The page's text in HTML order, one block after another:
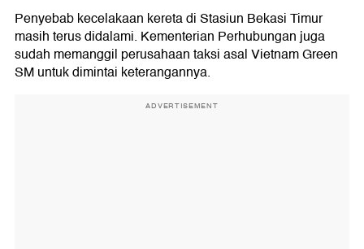
Penyebab kecelakaan kereta di Stasiun Bekasi Timur
masih terus didalami. Kementerian Perhubungan juga
sudah memanggil perusahaan taksi asal Vietnam Green
SM untuk dimintai keterangannya.
ADVERTISEMENT